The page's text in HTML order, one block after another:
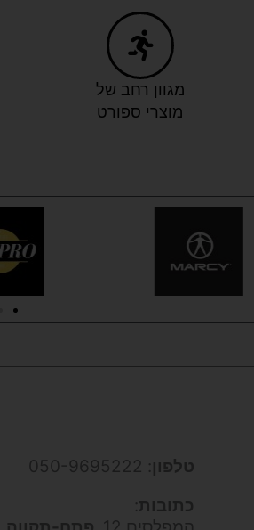
מגוון רחב של
מוצרי ספורט
טלפון: 050-9695222
כתובות: